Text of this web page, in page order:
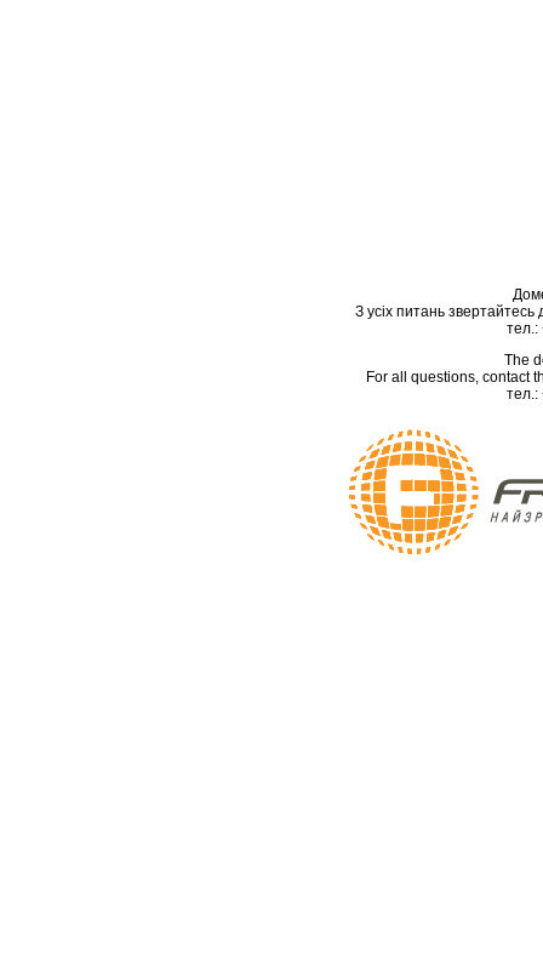
З усіх питань звертайтесь
тел.:
The
For all questions, contact
тел.: